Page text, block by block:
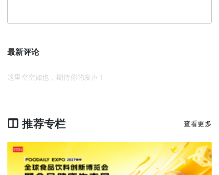
最新评论
这里空空如也，期待你的发声！
推荐专栏 查看更多